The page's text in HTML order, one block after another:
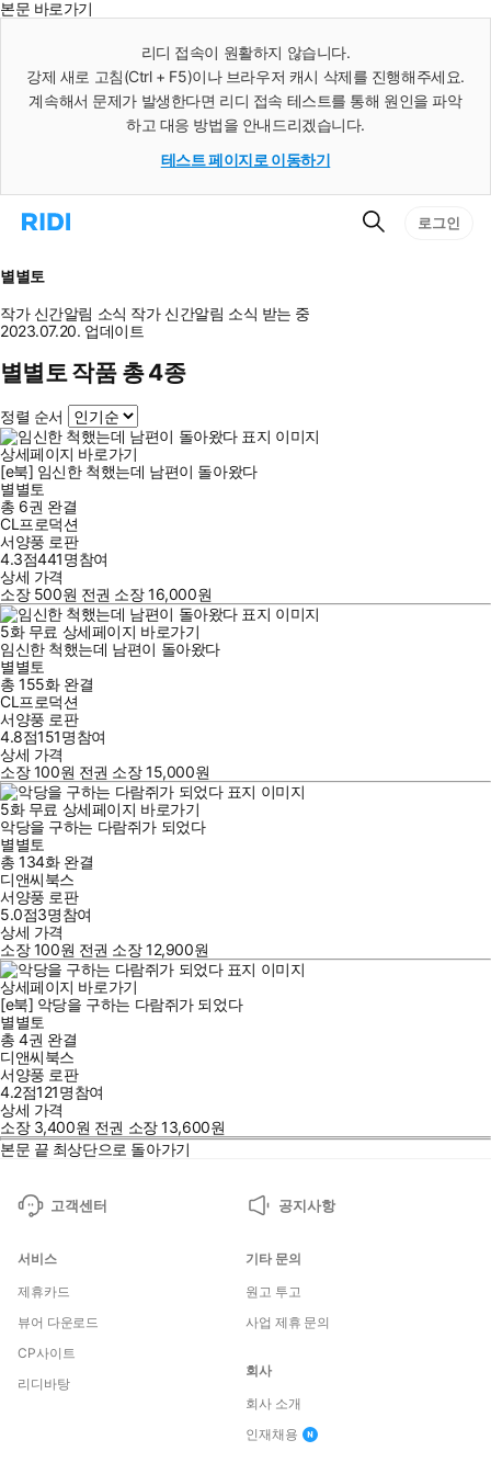
본문 바로가기
리디 접속이 원활하지 않습니다.
강제 새로 고침(Ctrl + F5)이나 브라우저 캐시 삭제를 진행해주세요.
계속해서 문제가 발생한다면 리디 접속 테스트를 통해 원인을 파악
하고 대응 방법을 안내드리겠습니다.
테스트 페이지로 이동하기
리
으
로
이
동
검
로그인
별별토
작가 신간알림 소식 작가 신간알림 소식 받는 중
2023.07.20. 업데이트
별별토 작품 총 4종
정렬 순서
상세페이지 바로가기
[e북] 임신한 척했는데 남편이 돌아왔다
별별토
총 6권 완결
CL프로덕션
서양풍 로판
4.3점441명참여
상세 가격
소장 500원 전권 소장16,000원
5화 무료 상세페이지 바로가기
임신한 척했는데 남편이 돌아왔다
별별토
총 155화 완결
CL프로덕션
서양풍 로판
4.8점151명참여
상세 가격
소장100원 전권 소장15,000원
5화 무료 상세페이지 바로가기
악당을 구하는 다람쥐가 되었다
별별토
총 134화 완결
디앤씨북스
서양풍 로판
5.0점3명참여
상세 가격
소장100원 전권 소장12,900원
상세페이지 바로가기
[e북] 악당을 구하는 다람쥐가 되었다
별별토
총 4권 완결
디앤씨북스
서양풍 로판
4.2점121명참여
상세 가격
소장 3,400원 전권 소장13,600원
본문 끝 최상단으로 돌아가기
고객센터 공지사항
서비스
제휴카드
뷰어 다운로드
CP사이트
리디바탕
기타 문의
원고 투고
사업 제휴 문의
회사
회사 소개
인재채용